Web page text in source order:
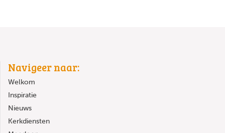
Navigeer naar:
Welkom
Inspiratie
Nieuws
Kerkdiensten